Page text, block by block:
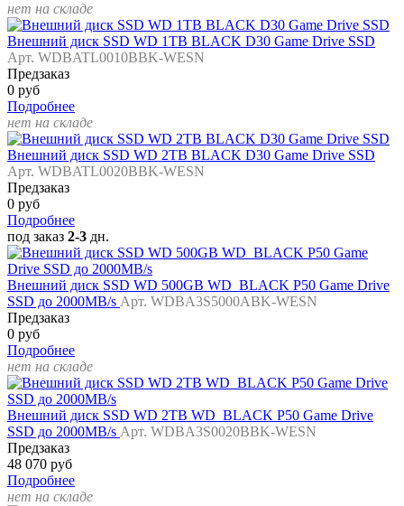
нет на складе
Внешний диск SSD WD 1TB BLACK D30 Game Drive SSD
Арт. WDBATL0010BBK-WESN
Предзаказ
0 руб
Подробнее
нет на складе
Внешний диск SSD WD 2TB BLACK D30 Game Drive SSD
Арт. WDBATL0020BBK-WESN
Предзаказ
0 руб
Подробнее
под заказ 2-3 дн.
Внешний диск SSD WD 500GB WD_BLACK P50 Game Drive
SSD до 2000MB/s Арт. WDBA3S5000ABK-WESN
Предзаказ
0 руб
Подробнее
нет на складе
Внешний диск SSD WD 2TB WD_BLACK P50 Game Drive
SSD до 2000MB/s Арт. WDBA3S0020BBK-WESN
Предзаказ
48 070 руб
Подробнее
нет на складе